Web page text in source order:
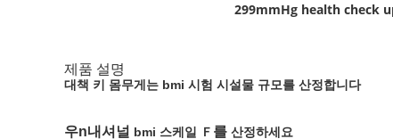
299mmHg health check
제품 설명
대책 키 몸무게는 bmi 시험 시설물 규모를 산정합니다
우n내셔널 bmi 스케일 Ｆ 를 산정하세요